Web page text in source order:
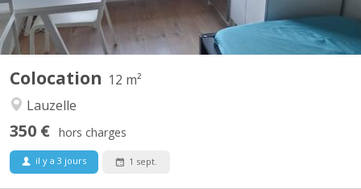
Colocation 12 m²
Lauzelle
350 € hors charges
il y a 3 jours 1 sept.